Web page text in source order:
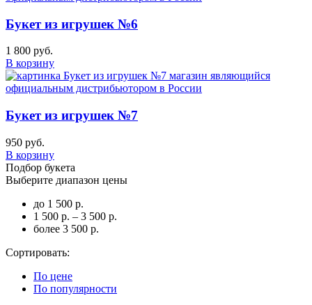
Букет из игрушек №6
1 800 руб.
В корзину
Букет из игрушек №7
950 руб.
В корзину
Подбор букета
Выберите диапазон цены
до 1 500 р.
1 500 р. – 3 500 р.
более 3 500 р.
Сортировать:
По цене
По популярности